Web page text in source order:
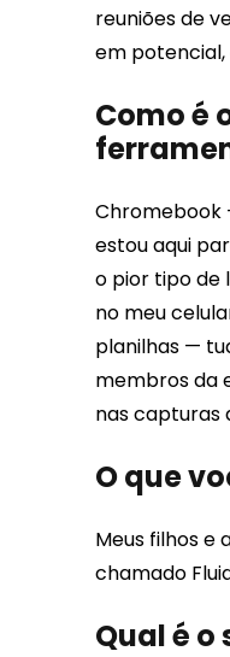
reuniões de
em potencial,
Como é
Chromebook
estou aqui
o pior tipo de
no meu
planilhas —
membros da
nas capturas
O que
Meus filhos e
chamado
Qual é